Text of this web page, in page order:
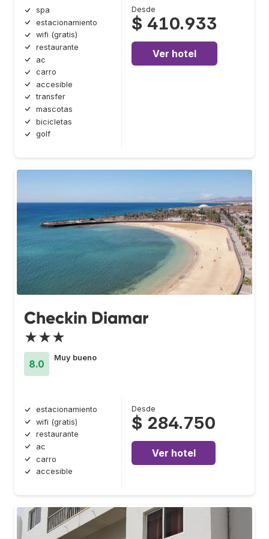
spa
estacionamiento
wifi (gratis)
restaurante
ac
carro
accesible
transfer
mascotas
bicicletas
golf
Desde
$ 410.933
Ver hotel
Checkin Diamar
★★★
8.0
Muy bueno
estacionamiento
wifi (gratis)
restaurante
ac
carro
accesible
Desde
$ 284.750
Ver hotel